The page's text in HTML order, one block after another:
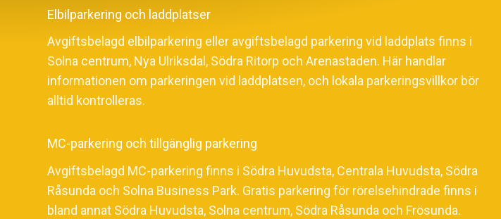
Elbilparkering och laddplatser
Avgiftsbelagd elbilparkering eller avgiftsbelagd parkering vid laddplats finns i
Solna centrum, Nya Ulriksdal, Södra Ritorp och Arenastaden. Här handlar
informationen om parkeringen vid laddplatsen, och lokala parkeringsvillkor bör
alltid kontrolleras.
MC-parkering och tillgänglig parkering
Avgiftsbelagd MC-parkering finns i Södra Huvudsta, Centrala Huvudsta, Södra
Råsunda och Solna Business Park. Gratis parkering för rörelsehindrade finns i
bland annat Södra Huvudsta, Solna centrum, Södra Råsunda och Frösunda.